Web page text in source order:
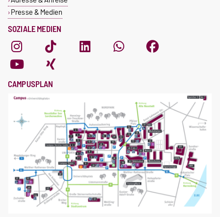
SOZIALE MEDIEN
Presse & Medien
CAMPUSPLAN